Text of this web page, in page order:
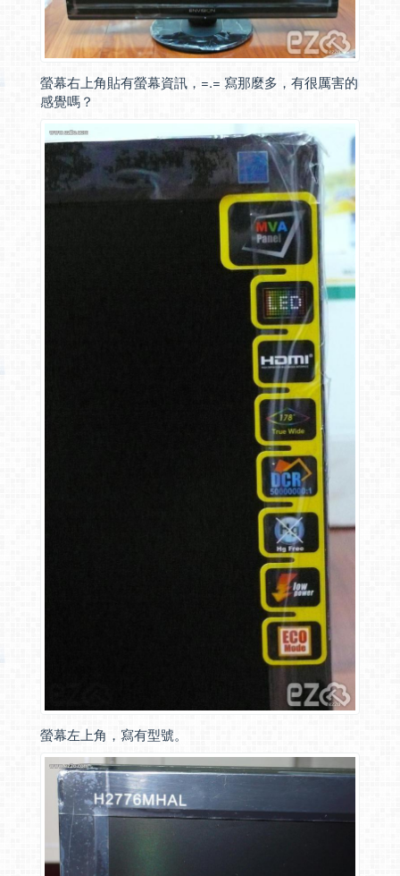
螢幕右上角貼有螢幕資訊，=.= 寫那麼多，有很厲害的
感覺嗎？
螢幕左上角，寫有型號。